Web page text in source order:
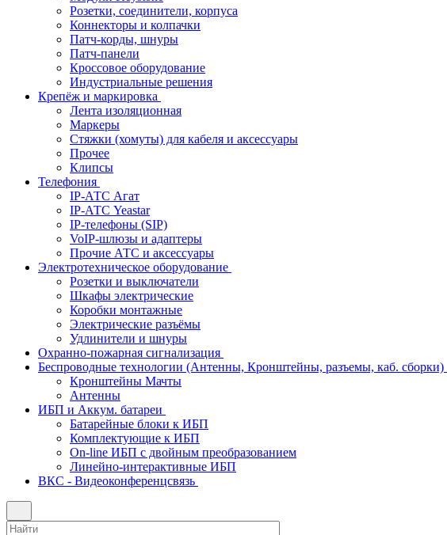
Розетки, соединители, корпуса
Коннекторы и колпачки
Патч-корды, шнуры
Патч-панели
Кроссовое оборудование
Индустриальные решения
Крепёж и маркировка
Лента изоляционная
Маркеры
Стяжки (хомуты) для кабеля и аксессуары
Прочее
Клипсы
Телефония
IP-АТС Агат
IP-АТС Yeastar
IP-телефоны (SIP)
VoIP-шлюзы и адаптеры
Прочие АТС и аксессуары
Электротехническое оборудование
Розетки и выключатели
Шкафы электрические
Коробки монтажные
Электрические разъёмы
Удлинители и шнуры
Охранно-пожарная сигнализация
Беспроводные технологии (Антенны, Кронштейны, разъемы, каб. сборки)
Кронштейны Мачты
Антенны
ИБП и Аккум. батареи
Батарейные блоки к ИБП
Комплектующие к ИБП
On-line ИБП с двойным преобразованием
Линейно-интерактивные ИБП
ВКС - Видеоконференцсвязь